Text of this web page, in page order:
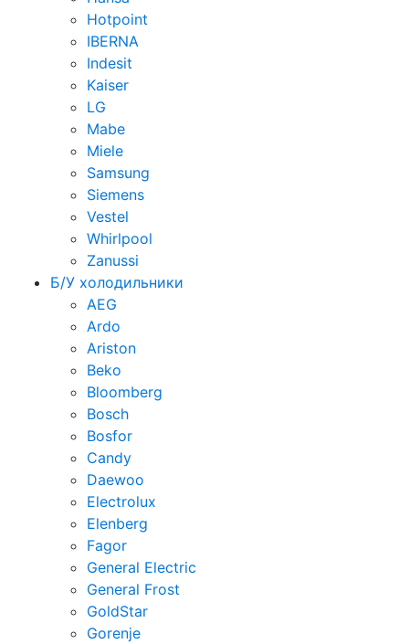
Hotpoint
IBERNA
Indesit
Kaiser
LG
Mabe
Miele
Samsung
Siemens
Vestel
Whirlpool
Zanussi
Б/У холодильники
AEG
Ardo
Ariston
Beko
Bloomberg
Bosch
Bosfor
Candy
Daewoo
Electrolux
Elenberg
Fagor
General Electric
General Frost
GoldStar
Gorenje